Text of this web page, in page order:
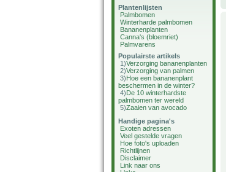
Plantenlijsten
Palmbomen
Winterharde palmbomen
Bananenplanten
Canna's (bloemriet)
Palmvarens
Populairste artikels
1)Verzorging bananenplanten
2)Verzorging van palmen
3)Hoe een bananenplant
beschermen in de winter?
4)De 10 winterhardste
palmbomen ter wereld
5)Zaaien van avocado
Handige pagina's
Exoten adressen
Veel gestelde vragen
Hoe foto's uploaden
Richtlijnen
Disclaimer
Link naar ons